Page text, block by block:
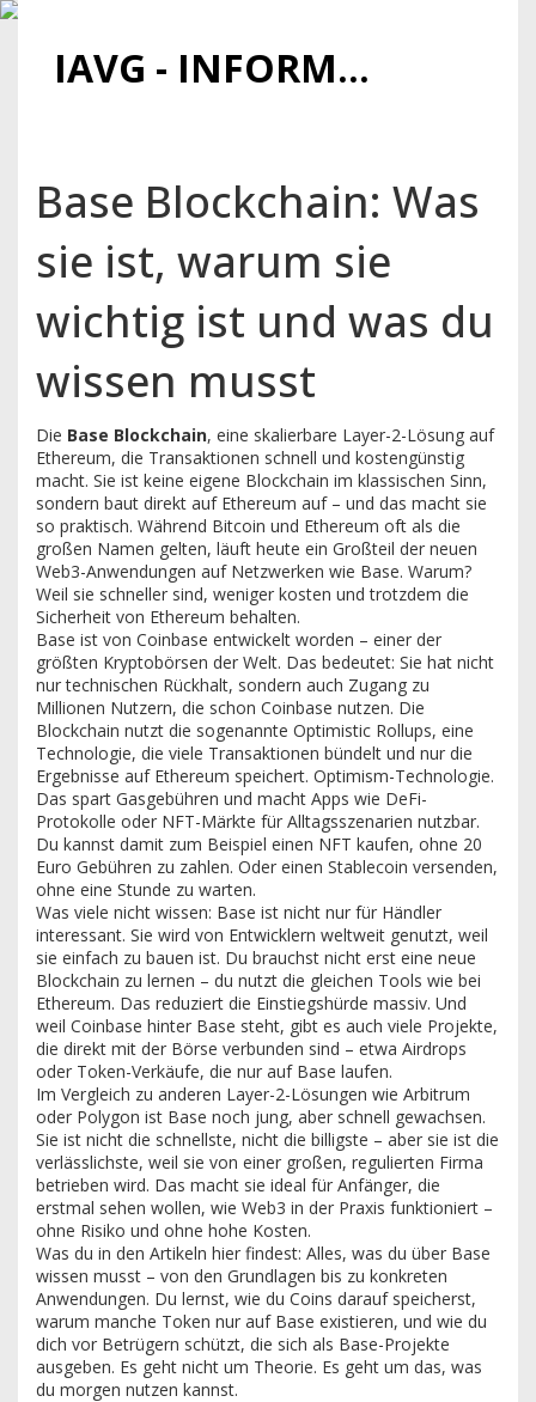
IAVG - INFORMATIONSARCHIV FÜR VIRTUELLE GELDER
Base Blockchain: Was
sie ist, warum sie
wichtig ist und was du
wissen musst
Die Base Blockchain, eine skalierbare Layer-2-Lösung auf
Ethereum, die Transaktionen schnell und kostengünstig
macht. Sie ist keine eigene Blockchain im klassischen Sinn,
sondern baut direkt auf Ethereum auf – und das macht sie
so praktisch. Während Bitcoin und Ethereum oft als die
großen Namen gelten, läuft heute ein Großteil der neuen
Web3-Anwendungen auf Netzwerken wie Base. Warum?
Weil sie schneller sind, weniger kosten und trotzdem die
Sicherheit von Ethereum behalten.
Base ist von Coinbase entwickelt worden – einer der
größten Kryptobörsen der Welt. Das bedeutet: Sie hat nicht
nur technischen Rückhalt, sondern auch Zugang zu
Millionen Nutzern, die schon Coinbase nutzen. Die
Blockchain nutzt die sogenannte Optimistic Rollups, eine
Technologie, die viele Transaktionen bündelt und nur die
Ergebnisse auf Ethereum speichert. Optimism-Technologie.
Das spart Gasgebühren und macht Apps wie DeFi-
Protokolle oder NFT-Märkte für Alltagsszenarien nutzbar.
Du kannst damit zum Beispiel einen NFT kaufen, ohne 20
Euro Gebühren zu zahlen. Oder einen Stablecoin versenden,
ohne eine Stunde zu warten.
Was viele nicht wissen: Base ist nicht nur für Händler
interessant. Sie wird von Entwicklern weltweit genutzt, weil
sie einfach zu bauen ist. Du brauchst nicht erst eine neue
Blockchain zu lernen – du nutzt die gleichen Tools wie bei
Ethereum. Das reduziert die Einstiegshürde massiv. Und
weil Coinbase hinter Base steht, gibt es auch viele Projekte,
die direkt mit der Börse verbunden sind – etwa Airdrops
oder Token-Verkäufe, die nur auf Base laufen.
Im Vergleich zu anderen Layer-2-Lösungen wie Arbitrum
oder Polygon ist Base noch jung, aber schnell gewachsen.
Sie ist nicht die schnellste, nicht die billigste – aber sie ist die
verlässlichste, weil sie von einer großen, regulierten Firma
betrieben wird. Das macht sie ideal für Anfänger, die
erstmal sehen wollen, wie Web3 in der Praxis funktioniert –
ohne Risiko und ohne hohe Kosten.
Was du in den Artikeln hier findest: Alles, was du über Base
wissen musst – von den Grundlagen bis zu konkreten
Anwendungen. Du lernst, wie du Coins darauf speicherst,
warum manche Token nur auf Base existieren, und wie du
dich vor Betrügern schützt, die sich als Base-Projekte
ausgeben. Es geht nicht um Theorie. Es geht um das, was
du morgen nutzen kannst.